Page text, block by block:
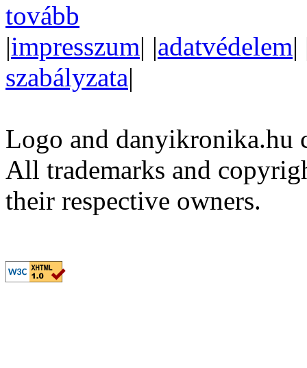
tovább
|impresszum| |adatvédelem|
szabályzata|
Logo and
All trademarks and
their respective owners.